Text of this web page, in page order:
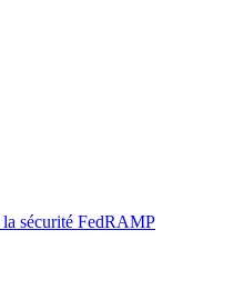
la sécurité FedRAMP